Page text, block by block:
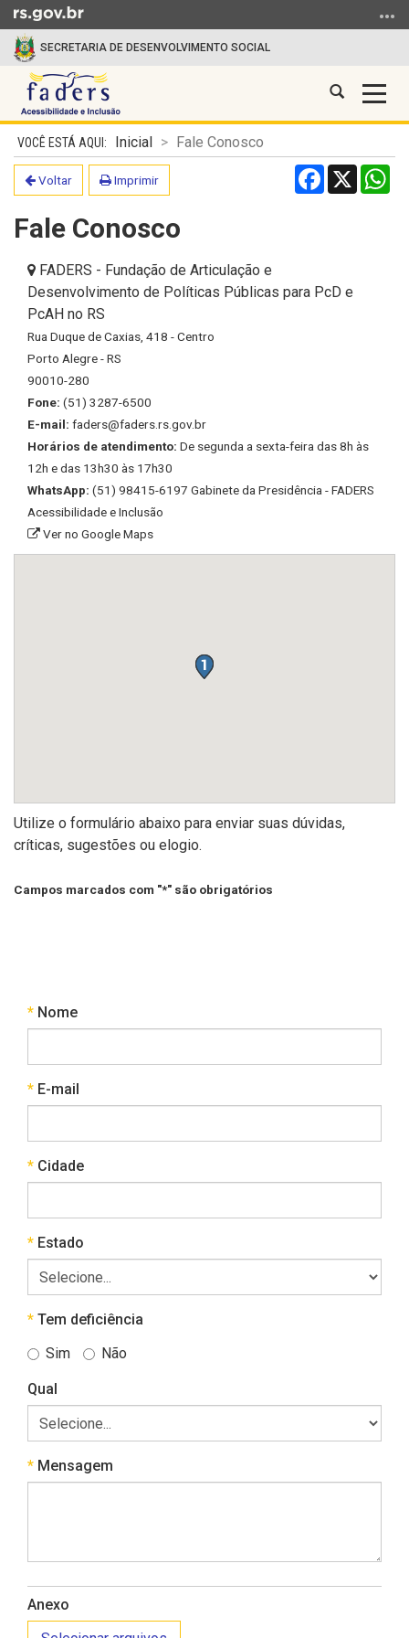
Ir para o conteúdo
SECRETARIA DE DESENVOLVIMENTO SOCIAL
FADERS
Abrir a
Início do conteúdoInicial Fale Conosco
Voltar Imprimir Facebook
X
Fale Conosco
FADERS - Fundação de Articulação e
Desenvolvimento de Políticas Públicas para PcD e
PcAH no RS
Rua Duque de Caxias, 418 - Centro
Porto Alegre - RS
90010-280
Fone: (51) 3287-6500
E-mail: faders@faders.rs.gov.br
Horários de atendimento: De segunda a sexta-feira das 8h às
12h e das 13h30 às 17h30
WhatsApp: (51) 98415-6197 Gabinete da Presidência - FADERS
Acessibilidade e Inclusão
Ver no Google Maps
Utilize o formulário abaixo para enviar suas dúvidas,
críticas, sugestões ou elogio.
Campos marcados com "*" são obrigatórios
NomeObrigatório
E-mail
CidadeObrigatório
Estado
Tem deficiência
Sim
Não
Qual
Mensagem
Anexo